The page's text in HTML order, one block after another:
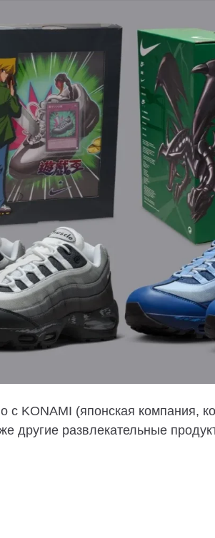
с KONAMI (японская компания,
другие развлекательные